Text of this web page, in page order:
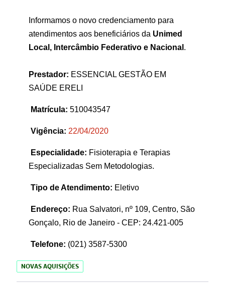
Informamos o novo credenciamento para
atendimentos aos beneficiários da Unimed
Local, Intercâmbio Federativo e Nacional .
Prestador: ESSENCIAL GESTÃO EM
SAÚDE ERELI
Matrícula: 510043547
Vigência: 22/04/2020
Especialidade: Fisioterapia e Terapias
Especializadas Sem Metodologias.
Tipo de Atendimento: Eletivo
Endereço: Rua Salvatori, nº 109, Centro, São
Gonçalo, Rio de Janeiro - CEP: 24.421-005
Telefone: (021) 3587-5300
NOVAS AQUISIÇÕES